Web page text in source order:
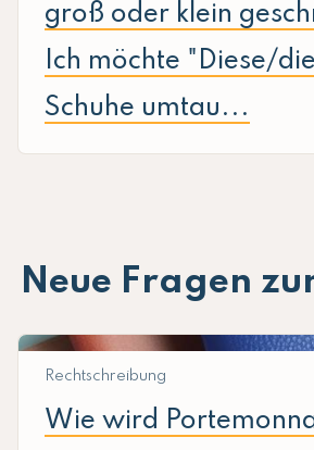
groß oder klein
Ich möchte "Diese/
Schuhe umtau...
Neue Fragen
Rechtschreibung
Wie wird